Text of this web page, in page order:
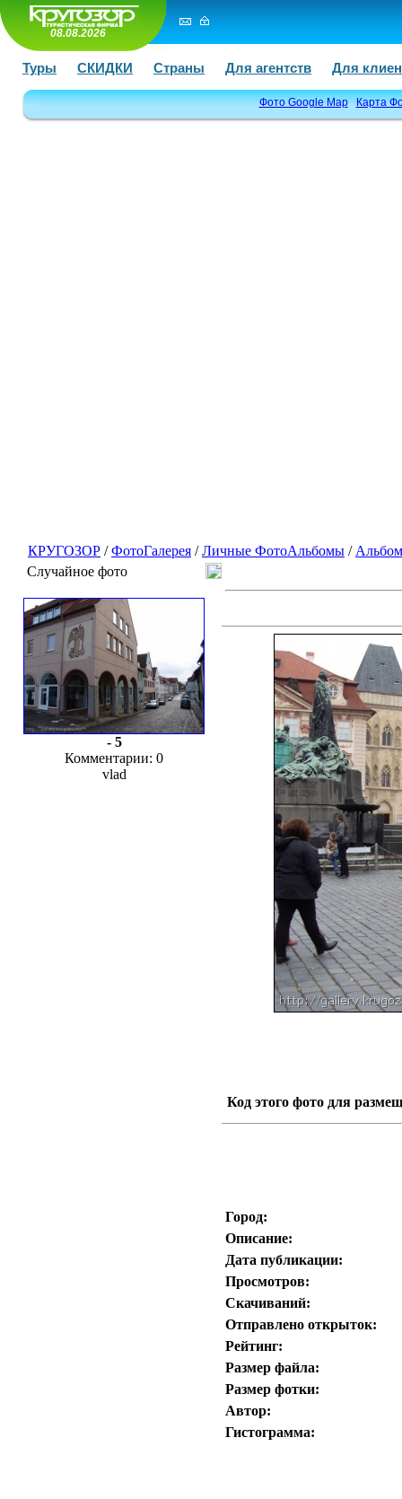
08.08.2026
Туры СКИДКИ Страны Для агентств Для
Фото Google Map Карта
КРУГОЗОР /ФотоГалерея /Личные ФотоАльбомы /
Случайное фото
- 5
Комментарии: 0
vlad
Код этого фото для
Город:
Описание:
Дата публикации:
Просмотров:
Скачиваний:
Отправлено открыток:
Рейтинг:
Размер файла:
Размер фотки:
Автор:
Гистограмма: